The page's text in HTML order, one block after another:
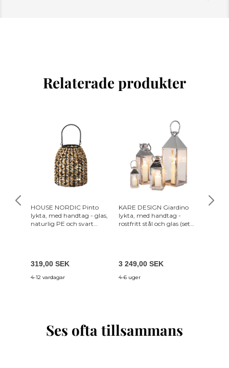
Relaterade produkter
HOUSE NORDIC Pinto
lykta, med handtag - glas,
naturlig PE och svart
319,00 SEK
4-12 vardagar
KARE DESIGN Giardino
lykta, med handtag -
rostfritt stål och glas (set
3 249,00 SEK
4-6 uger
Ses ofta tillsammans